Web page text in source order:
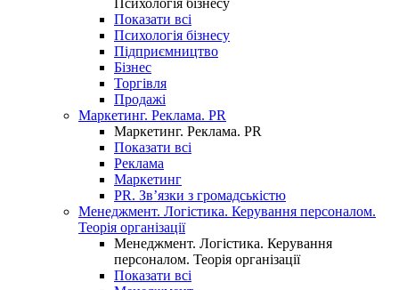
Психологія бізнесу
Показати всі
Психологія бізнесу
Підприємництво
Бізнес
Торгівля
Продажі
Маркетинг. Реклама. PR
Маркетинг. Реклама. PR
Показати всі
Реклама
Маркетинг
PR. Зв’язки з громадськістю
Менеджмент. Логістика. Керування персоналом.
Теорія організації
Менеджмент. Логістика. Керування
персоналом. Теорія організації
Показати всі